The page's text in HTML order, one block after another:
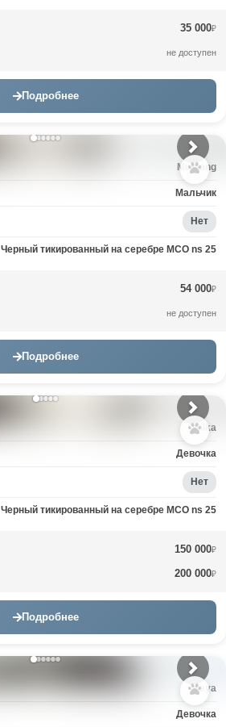
35 000₽
не доступен
Подробнее
Mustang
Мальчик
Нет
Черный тикированный на серебре MCO ns 25
54 000₽
не доступен
Подробнее
Milka
Девочка
Нет
Черный тикированный на серебре MCO ns 25
150 000₽
200 000₽
Подробнее
Maya
Девочка